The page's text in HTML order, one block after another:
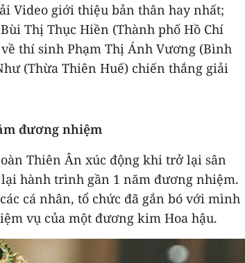
Video giới thiệu bản thân hay nhất;
Thị Thục Hiền (Thành phố Hồ Chí
thí sinh Phạm Thị Ánh Vương (Bình
(Thừa Thiên Huế) chiến thắng giải
đương nhiệm
Thiên Ân xúc động khi trở lại sân
hành trình gần 1 năm đương nhiệm.
cá nhân, tổ chức đã gắn bó với mình
vụ của một đương kim Hoa hậu.